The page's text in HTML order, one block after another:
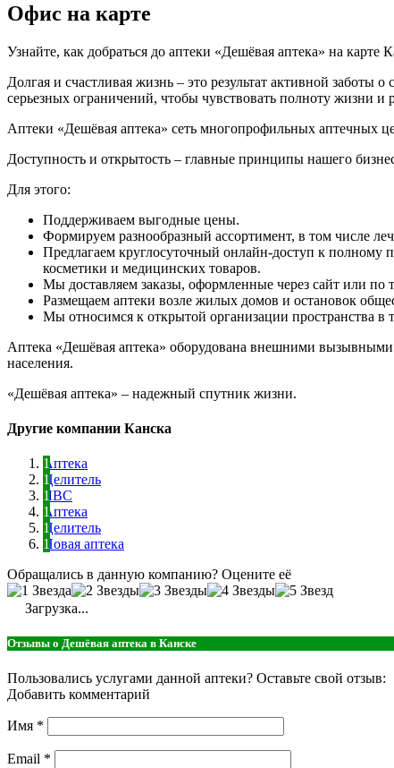
Офис на карте
Узнайте, как добраться до аптеки «Дешёвая аптека» на карте
Долгая и счастливая жизнь – это результат активной
серьезных ограничений, чтобы чувствовать полноту жизни и
Аптеки «Дешёвая аптека» сеть многопрофильных аптечных
Доступность и открытость – главные принципы нашего
Для этого:
Поддерживаем выгодные цены.
Формируем разнообразный ассортимент, в том числе
Предлагаем круглосуточный онлайн-доступ к полному
косметики и медицинских товаров.
Мы доставляем заказы, оформленные через сайт или по
Размещаем аптеки возле жилых домов и остановок
Мы относимся к открытой организации пространства в
Аптека «Дешёвая аптека» оборудована внешними
населения.
«Дешёвая аптека» – надежный спутник жизни.
Другие компании Канска
Аптека
Целитель
ЛВС
Аптека
Целитель
Новая аптека
Обращались в данную компанию? Оцените её
Загрузка...
Отзывы о Дешёвая аптека в Канске
Пользовались услугами данной аптеки? Оставьте свой отзыв:
Добавить комментарий
Имя *
Email *